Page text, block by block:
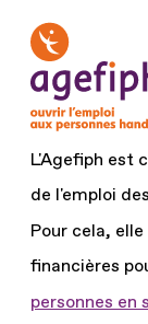
L'Agefiph est
de l'emploi des
Pour cela,
financières
personnes en